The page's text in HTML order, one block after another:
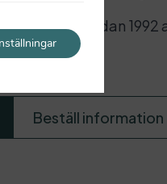
grupper sedan 1992
delikatesser.
Beställ information